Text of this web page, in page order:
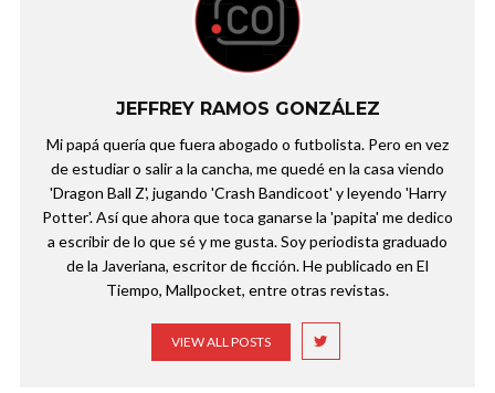
JEFFREY RAMOS GONZÁLEZ
Mi papá quería que fuera abogado o futbolista. Pero en vez
de estudiar o salir a la cancha, me quedé en la casa viendo
'Dragon Ball Z', jugando 'Crash Bandicoot' y leyendo 'Harry
Potter'. Así que ahora que toca ganarse la 'papita' me dedico
a escribir de lo que sé y me gusta. Soy periodista graduado
de la Javeriana, escritor de ficción. He publicado en El
Tiempo, Mallpocket, entre otras revistas.
VIEW ALL POSTS